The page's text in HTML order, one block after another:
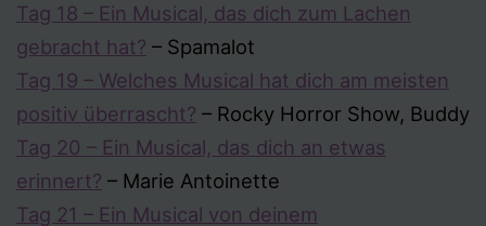
Tag 18 – Ein Musical, das dich zum Lachen
gebracht hat? – Spamalot
Tag 19 – Welches Musical hat dich am meisten
positiv überrascht? – Rocky Horror Show, Buddy
Tag 20 – Ein Musical, das dich an etwas
erinnert? – Marie Antoinette
Tag 21 – Ein Musical von deinem